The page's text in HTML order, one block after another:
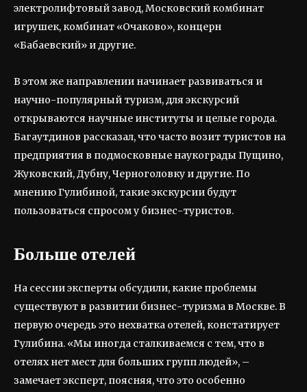
электролифтовый завод, Московский комбинат
игрушек, комбинат «Очаково», концерн
«Бабаевский» и другие.
В этом же направлении начинает развиваться и
научно-популярный туризм, для экскурсий
открываются научные институты и целые города.
Багаутдинов рассказал, что часто возит туристов на
предприятия в подмосковные наукограды Пущино,
Жуковский, Дубну, Черноголовку и другие. По
мнению Гулибиной, такие экскурсии будут
пользоваться спросом у бизнес-туристов.
Больше отелей
На сессии эксперты обсудили, какие проблемы
существуют в развитии бизнес-туризма в Москве. В
первую очередь это нехватка отелей, констатирует
Гулибина. «Мы иногда сталкиваемся с тем, что в
отелях нет мест для больших групп людей», –
замечает эксперт, поясняя, что это особенно